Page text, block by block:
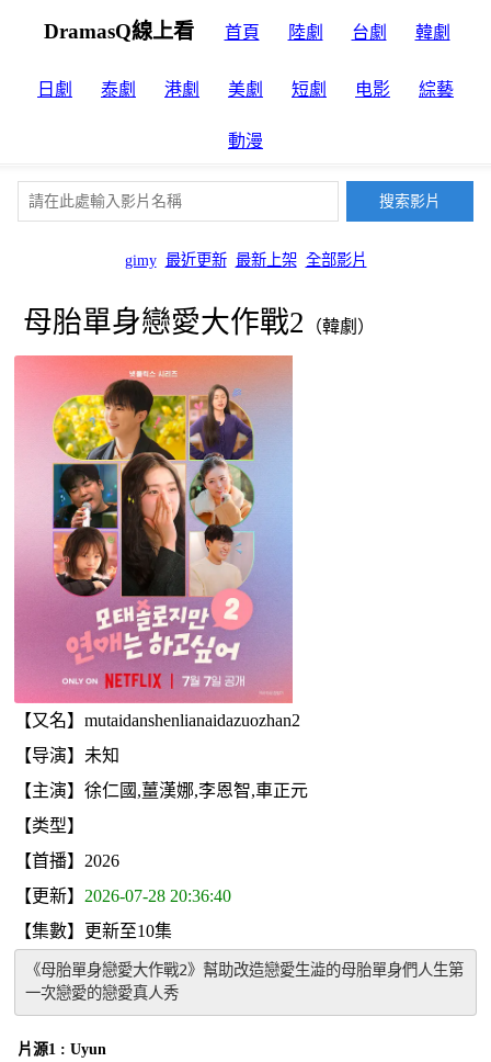
DramasQ線上看 首頁 陸劇 台劇 韓劇
日劇 泰劇 港劇 美劇 短劇 电影 綜藝
動漫
gimy 最近更新 最新上架 全部影片
母胎單身戀愛大作戰2 （韓劇）
【又名】mutaidanshenlianaidazuozhan2
【导演】未知
【主演】徐仁國,薑漢娜,李恩智,車正元
【类型】
【首播】2026
【更新】 2026-07-28 20:36:40
【集數】更新至10集
《母胎單身戀愛大作戰2》幫助改造戀愛生澁的母胎單身們人生第
一次戀愛的戀愛真人秀
片源1 : Uyun